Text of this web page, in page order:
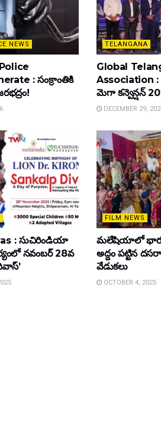
NEWS
: సంక్రాంతికి
TELANGANA
Global
Association
మెగా కన్వెన్షన్
DECEMBER 29,
: సుచిరిండియా
నవంబర్ 28వ
FILM NEWS
మలేషియాలో
అద్దం పట్టిన
వేడుకలు
OCTOBER 4, 2025